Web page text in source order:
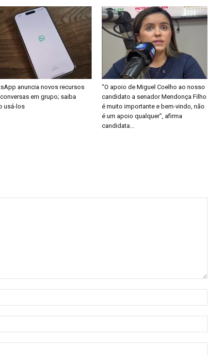
anuncia novos recursos
em grupo; saiba
usá-los
“O apoio de Miguel Coelho ao nosso
candidato a senador Mendonça Filho
é muito importante e bem-vindo, não
é um apoio qualquer”, afirma
candidata...